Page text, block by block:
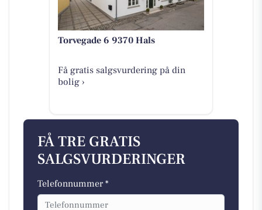
Torvegade 6 9370 Hals
Få gratis salgsvurdering på din
bolig ›
FÅ TRE GRATIS
SALGSVURDERINGER
Telefonnummer *